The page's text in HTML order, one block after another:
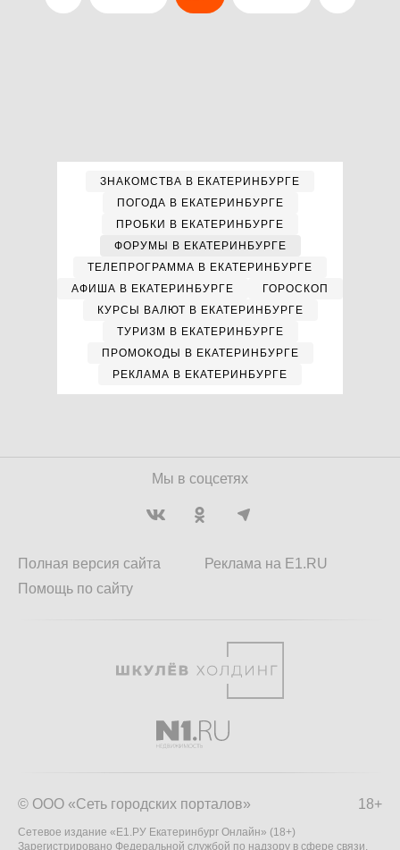
ЗНАКОМСТВА В ЕКАТЕРИНБУРГЕ
ПОГОДА В ЕКАТЕРИНБУРГЕ
ПРОБКИ В ЕКАТЕРИНБУРГЕ
ФОРУМЫ В ЕКАТЕРИНБУРГЕ
ТЕЛЕПРОГРАММА В ЕКАТЕРИНБУРГЕ
АФИША В ЕКАТЕРИНБУРГЕ
ГОРОСКОП
КУРСЫ ВАЛЮТ В ЕКАТЕРИНБУРГЕ
ТУРИЗМ В ЕКАТЕРИНБУРГЕ
ПРОМОКОДЫ В ЕКАТЕРИНБУРГЕ
РЕКЛАМА В ЕКАТЕРИНБУРГЕ
Мы в соцсетях
Полная версия сайта
Помощь по сайту
Реклама на E1.RU
18+
© ООО «Сеть городских порталов»
Сетевое издание «Е1.РУ Екатеринбург Онлайн» (18+)
Зарегистрировано Федеральной службой по надзору в сфере связи,